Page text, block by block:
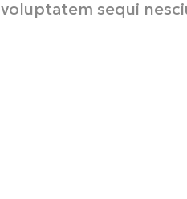
voluptatem sequi